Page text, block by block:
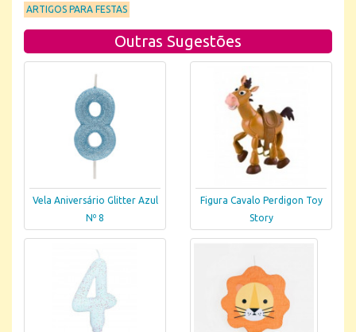
ARTIGOS PARA FESTAS
Outras Sugestões
Vela Aniversário Glitter Azul
Nº 8
Figura Cavalo Perdigon Toy
Story